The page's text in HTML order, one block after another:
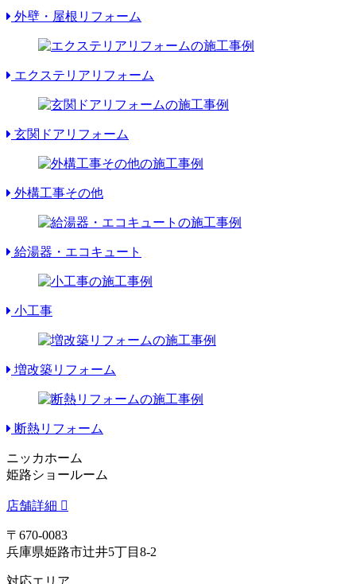
外壁・屋根リフォーム
エクステリアリフォーム
玄関ドアリフォーム
外構工事その他
給湯器・エコキュート
小工事
増改築リフォーム
断熱リフォーム
ニッカホーム
姫路ショールーム
店舗詳細
〒670-0083
兵庫県姫路市辻井5丁目8-2
対応エリア